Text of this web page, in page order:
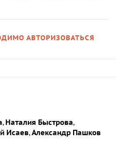
АВТОРИЗОВАТЬСЯ
, Наталия Быстрова,
Исаев,Александр Пашков